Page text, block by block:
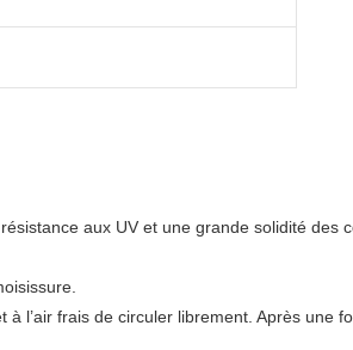
aux UV et une grande solidité des
à l’air frais de circuler librement. Après une